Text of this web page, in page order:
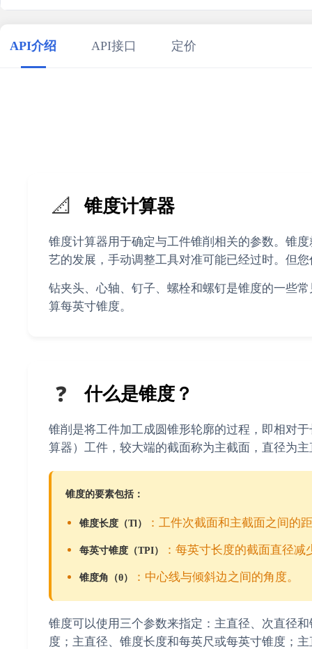
30
32
// 使用示例
calculatorTaper ()
API介绍 API接口 定价
📐 锥度计算器
锥度计算器用于确定与工件锥削相关的参数。锥
艺的发展，手动调整工具对准可能已经过时。但
钻夹头、心轴、钉子、螺栓和螺钉是锥度的一些
算每英寸锥度。
❓ 什么是锥度？
锥削是将工件加工成圆锥形轮廓的过程，即相对
算器）工件，较大端的截面称为主截面，直径为
锥度的要素包括：
锥度长度（Tl） ：工件次截面和主截面之间的
每英寸锥度（TPI） ：每英寸长度的截面直径减
锥度角（θ） ：中心线与倾斜边之间的角度。
锥度可以使用三个参数来指定：主直径、次直径
度；主直径、锥度长度和每英尺或每英寸锥度；